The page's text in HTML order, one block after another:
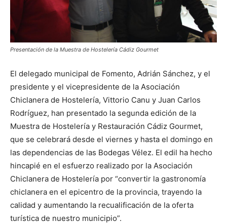
Presentación de la Muestra de Hostelería Cádiz Gourmet
El delegado municipal de Fomento, Adrián Sánchez, y el
presidente y el vicepresidente de la Asociación
Chiclanera de Hostelería, Vittorio Canu y Juan Carlos
Rodríguez, han presentado la segunda edición de la
Muestra de Hostelería y Restauración Cádiz Gourmet,
que se celebrará desde el viernes y hasta el domingo en
las dependencias de las Bodegas Vélez. El edil ha hecho
hincapié en el esfuerzo realizado por la Asociación
Chiclanera de Hostelería por “convertir la gastronomía
chiclanera en el epicentro de la provincia, trayendo la
calidad y aumentando la recualificación de la oferta
turística de nuestro municipio”.